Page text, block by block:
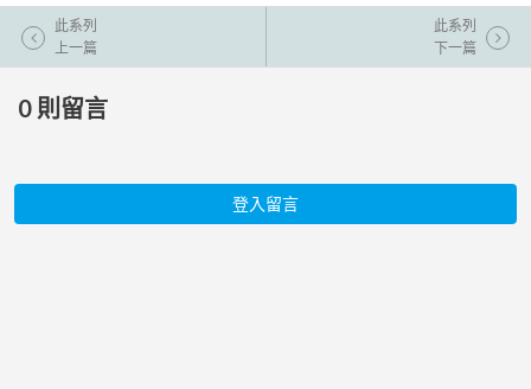
此系列
上一篇
此系列
下一篇
0 則留言
登入留言